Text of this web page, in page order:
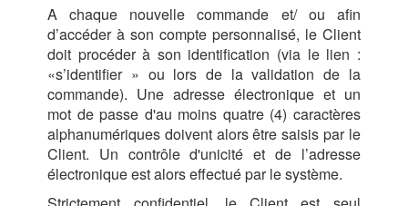
A chaque nouvelle commande et/ ou afin
d’accéder à son compte personnalisé, le Client
doit procéder à son identification (via le lien :
«s’identifier » ou lors de la validation de la
commande). Une adresse électronique et un
mot de passe d'au moins quatre (4) caractères
alphanumériques doivent alors être saisis par le
Client. Un contrôle d'unicité et de l’adresse
électronique est alors effectué par le système.